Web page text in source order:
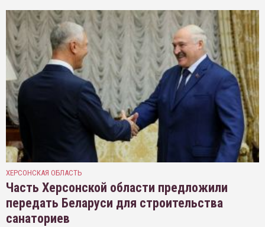
ХЕРСОНСКАЯ ОБЛАСТЬ
Часть Херсонской области предложили
передать Беларуси для строительства
санаториев